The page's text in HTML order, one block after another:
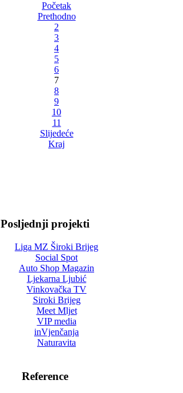
Početak
Prethodno
2
3
4
5
6
7
8
9
10
11
Slijedeće
Kraj
Posljednji projekti
Liga MZ Široki Brijeg
Social Spot
Auto Shop Magazin
Ljekarna Ljubić
Vinkovačka TV
Siroki Brijeg
Meet Mljet
VIP media
inVjenčanja
Naturavita
Reference